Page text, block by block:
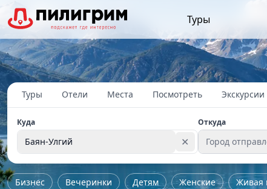
Туры
Туры Отели Места Посмотреть Экскурсии
Куда
Баян-Улгий ✕
Откуда
Город
Бизнес Вечеринки Детям Женские Живая